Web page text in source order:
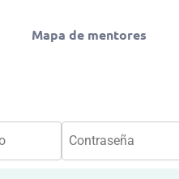
Mapa de mentores